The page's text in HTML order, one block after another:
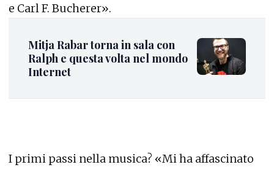
e Carl F. Bucherer».
Mitja Rabar torna in sala con
Ralph e questa volta nel mondo
Internet
I primi passi nella musica? «Mi ha affascinato